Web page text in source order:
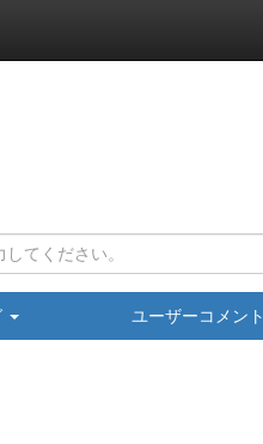
ユーザーコメント